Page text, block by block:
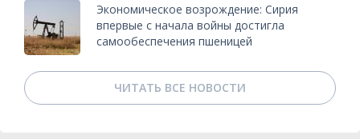
Экономическое возрождение: Сирия
впервые с начала войны достигла
самообеспечения пшеницей
ЧИТАТЬ ВСЕ НОВОСТИ